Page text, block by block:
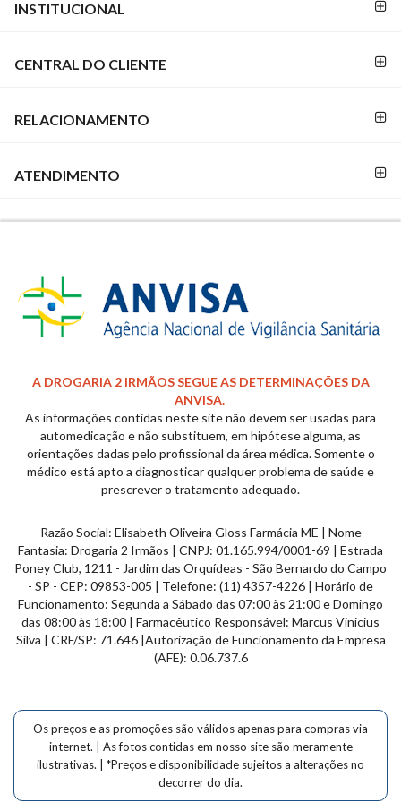
DE
SEGURANÇA
CREDIBILIDADE
REDES
PAGAMENTO
INSTITUCIONAL
CENTRAL DO CLIENTE
RELACIONAMENTO
ATENDIMENTO
A DROGARIA 2 IRMÃOS SEGUE AS DETERMINAÇÕES DA
ANVISA.
As informações contidas neste site não devem ser usadas para
automedicação e não substituem, em hipótese alguma, as
orientações dadas pelo profissional da área médica. Somente o
médico está apto a diagnosticar qualquer problema de saúde e
prescrever o tratamento adequado.
Razão Social: Elisabeth Oliveira Gloss Farmácia ME | Nome
Fantasia: Drogaria 2 Irmãos | CNPJ: 01.165.994/0001-69 | Estrada
Poney Club, 1211 - Jardim das Orquídeas - São Bernardo do Campo
- SP - CEP: 09853-005 | Telefone: (11) 4357-4226 | Horário de
Funcionamento: Segunda a Sábado das 07:00 às 21:00 e Domingo
das 08:00 às 18:00 | Farmacêutico Responsável: Marcus Vinicius
Silva | CRF/SP: 71.646 |Autorização de Funcionamento da Empresa
(AFE): 0.06.737.6
Os preços e as promoções são válidos apenas para compras via
internet. | As fotos contidas em nosso site são meramente
ilustrativas. | *Preços e disponibilidade sujeitos a alterações no
decorrer do dia.